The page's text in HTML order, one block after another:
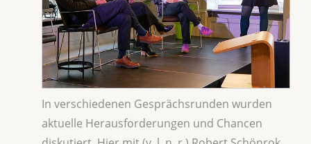
In verschiedenen Gesprächsrunden wurden
aktuelle Herausforderungen und Chancen